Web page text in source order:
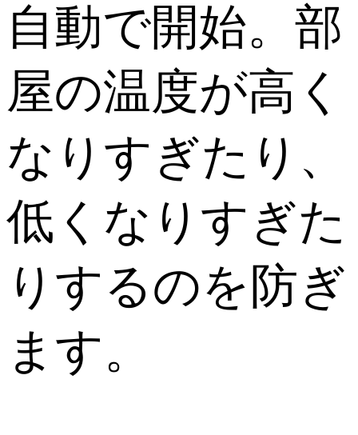
自動で開始。部
屋の温度が高く
なりすぎたり、
低くなりすぎた
りするのを防ぎ
ます。